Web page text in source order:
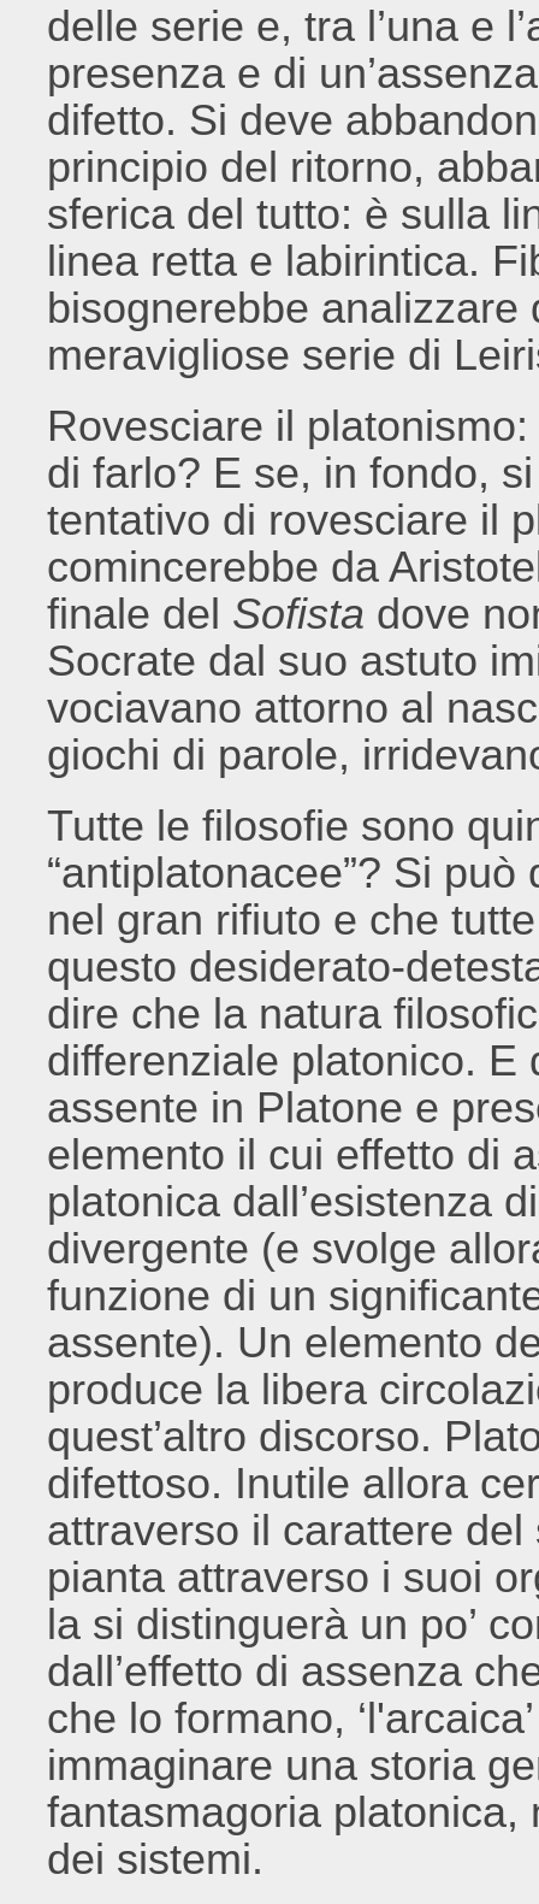
delle serie e, tra l’una e
presenza e di
difetto. Si deve
principio del ritorno,
sferica del tutto: è sulla
linea retta e labirintica.
bisognerebbe analizzare
meravigliose serie di
Rovesciare il
di farlo? E se, in fondo,
tentativo di rovesciare il
comincerebbe da
finale del Sofista dove
Socrate dal suo astuto
vociavano attorno al
giochi di parole,
Tutte le filosofie sono
“antiplatonacee”? Si
nel gran rifiuto e che
questo desiderato-
dire che la natura
differenziale platonico. E
assente in Platone e
elemento il cui effetto di
platonica dall’esistenza
divergente (e svolge
funzione di un
assente). Un elemento
produce la libera
quest’altro discorso.
difettoso. Inutile allora
attraverso il carattere
pianta attraverso i suoi
la si distinguerà un po’
dall’effetto di assenza
che lo formano,
immaginare una storia
fantasmagoria platonica,
dei sistemi.